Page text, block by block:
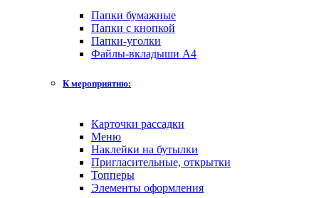
Папки бумажные
Папки с кнопкой
Папки-уголки
Файлы-вкладыши А4
К мероприятию:
Карточки рассадки
Меню
Наклейки на бутылки
Пригласительные, открытки
Топперы
Элементы оформления